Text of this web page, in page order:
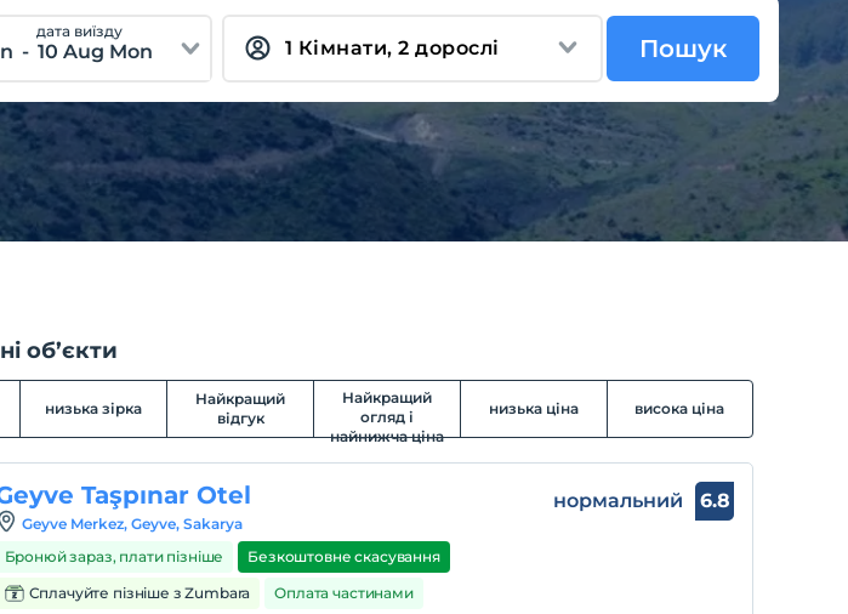
-
дата виїзду
10 Aug Mon Пошук
об’єкти
низька зірка
Найкращий
відгук
Найкращий
огляд і
найнижча ціна
низька ціна висока ціна
Taşpınar Otel
Geyve Merkez, Geyve, Sakarya
Бронюй зараз, плати пізніше
Безкоштовне скасування
Сплачуйте пізніше з Zumbara
Оплата частинами
нормальний 6.8